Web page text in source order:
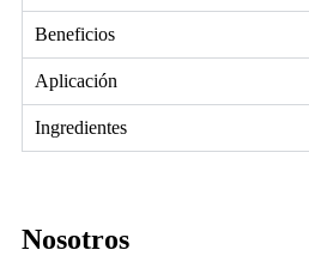
Beneficios
Aplicación
Ingredientes
Nosotros